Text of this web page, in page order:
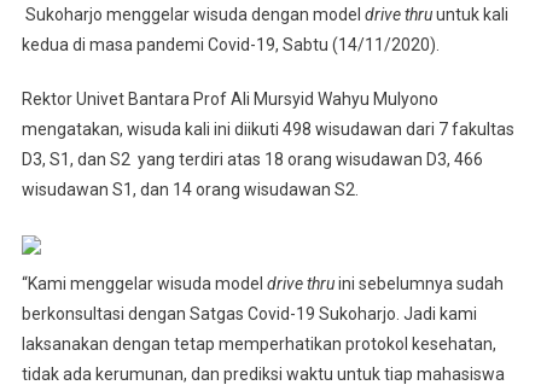
Thru
Sukoharjo menggelar wisuda dengan model drive thruuntuk kali
kedua di masa pandemi Covid-19, Sabtu (14/11/2020).
Rektor Univet Bantara Prof Ali Mursyid Wahyu Mulyono
mengatakan, wisuda kali ini diikuti 498 wisudawan dari 7 fakultas
D3, S1, dan S2 yang terdiri atas 18 orang wisudawan D3, 466
wisudawan S1, dan 14 orang wisudawan S2.
“Kami menggelar wisuda model drive thruini sebelumnya sudah
berkonsultasi dengan Satgas Covid-19 Sukoharjo. Jadi kami
laksanakan dengan tetap memperhatikan protokol kesehatan,
tidak ada kerumunan, dan prediksi waktu untuk tiap mahasiswa